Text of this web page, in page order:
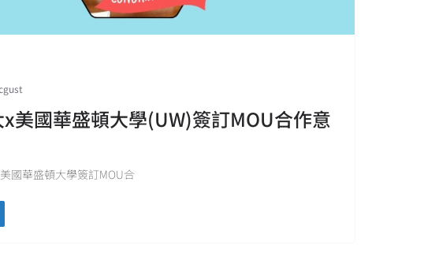
美國華盛頓大學(UW)簽訂MOU合作意
國華盛頓大學簽訂MOU合